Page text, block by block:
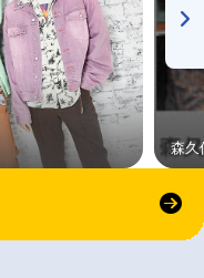
森久